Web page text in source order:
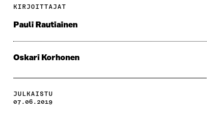
KIRJOITTAJAT
Pauli Rautiainen
Oskari Korhonen
JULKAISTU
07.06.2019